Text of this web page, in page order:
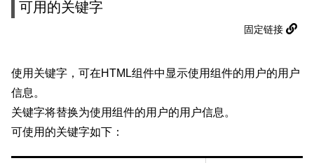
可用的关键字
固定链接
使用关键字，可在HTML组件中显示使用组件的用户的用户
信息。
关键字将替换为使用组件的用户的用户信息。
可使用的关键字如下：